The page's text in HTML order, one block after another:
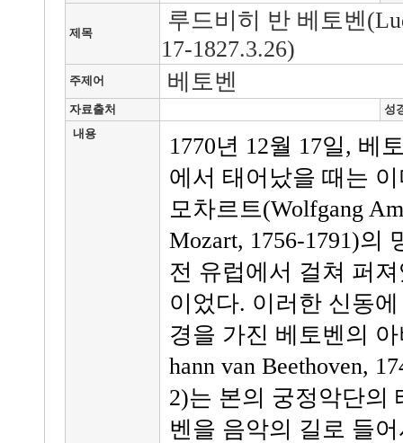
제목
루드비히 반 베토벤
17-1827.3.26)
주제어 베토벤
자료출처
성
내용
1770년 12월 17일, 베
에서 태어났을 때는
모차르트(Wolfgang
Mozart, 1756-1791)의
전 유럽에서 걸쳐 퍼
이었다. 이러한 신동
경을 가진 베토벤의 아
hann van Beethoven,
2)는 본의 궁정악단의
벤을 음악의 길로 들